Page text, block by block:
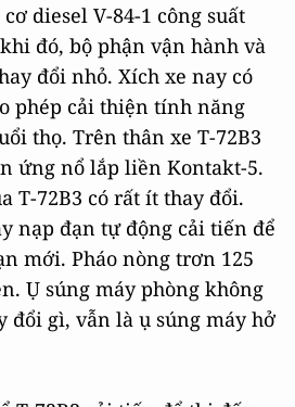
diesel V-84-1 công suất
đó, bộ phận vận hành và
đổi nhỏ. Xích xe nay có
phép cải thiện tính năng
thọ. Trên thân xe T-72B3
ứng nổ lắp liền Kontakt-5.
T-72B3 có rất ít thay đổi.
nạp đạn tự động cải tiến để
mới. Pháo nòng trơn 125
Ụ súng máy phòng không
đổi gì, vẫn là ụ súng máy hở